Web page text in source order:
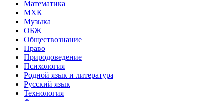
Математика
МХК
Музыка
ОБЖ
Обществознание
Право
Природоведение
Психология
Родной язык и литература
Русский язык
Технология